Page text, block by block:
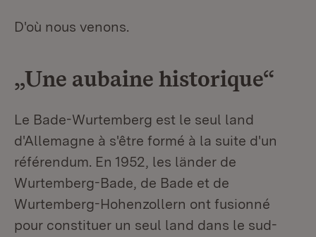
D'où nous venons.
„Une aubaine historique“
Le Bade-Wurtemberg est le seul land
d'Allemagne à s'être formé à la suite d'un
référendum. En 1952, les länder de
Wurtemberg-Bade, de Bade et de
Wurtemberg-Hohenzollern ont fusionné
pour constituer un seul land dans le sud-